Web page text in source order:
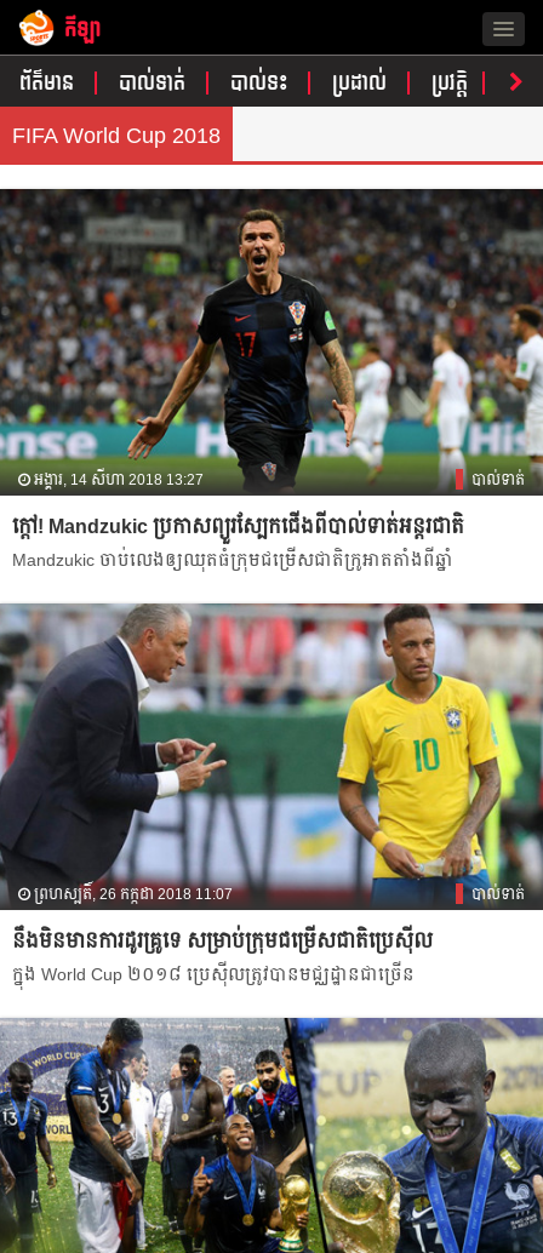
កីឡា
ព័ត៌មាន បាល់ទាត់ បាល់ទះ ប្រដាល់ ប្រវត្តិ​​ វិភា
FIFA World Cup 2018
អង្គារ, 14 សីហា 2018 13:27 បាល់ទាត់
ក្ដៅ! Mandzukic ប្រកាស​ព្យួរ​ស្បែក​ជើង​ពី​បាល់ទាត់​អន្តរជាតិ
Mandzukic ចាប់​លេង​ឲ្យ​ឈុត​ធំ​ក្រុម​ជម្រើស​ជាតិ​ក្រូអាត​តាំង​ពី​ឆ្នាំ
ព្រហស្បតិ៍, 26 កក្កដា 2018 11:07 បាល់ទាត់
នឹង​មិន​មាន​ការ​ដូរ​គ្រូ​ទេ សម្រាប់​ក្រុម​ជម្រើស​ជាតិ​ប្រេស៊ីល
ក្នុង World Cup ២០១៨ ប្រេស៊ីល​ត្រូវ​បាន​មជ្ឈដ្ឋាន​ជា​ច្រើន